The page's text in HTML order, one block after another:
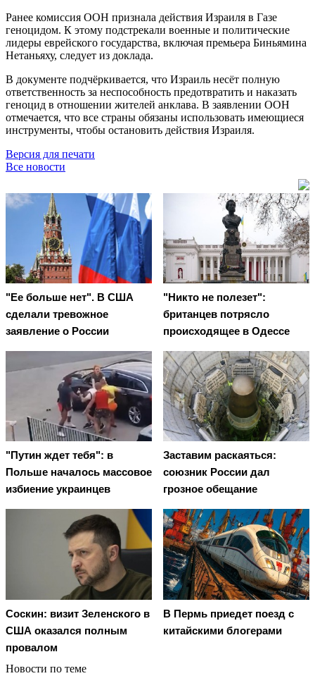
Ранее комиссия ООН признала действия Израиля в Газе
геноцидом. К этому подстрекали военные и политические
лидеры еврейского государства, включая премьера Биньямина
Нетаньяху, следует из доклада.
В документе подчёркивается, что Израиль несёт полную
ответственность за неспособность предотвратить и наказать
геноцид в отношении жителей анклава. В заявлении ООН
отмечается, что все страны обязаны использовать имеющиеся
инструменты, чтобы остановить действия Израиля.
Версия для печати
Все новости
"Ее больше нет". В США
сделали тревожное
заявление о России
"Никто не полезет":
британцев потрясло
происходящее в Одессе
"Путин ждет тебя": в
Польше началось массовое
избиение украинцев
Заставим раскаяться:
союзник России дал
грозное обещание
Соскин: визит Зеленского в
США оказался полным
провалом
В Пермь приедет поезд с
китайскими блогерами
Новости по теме